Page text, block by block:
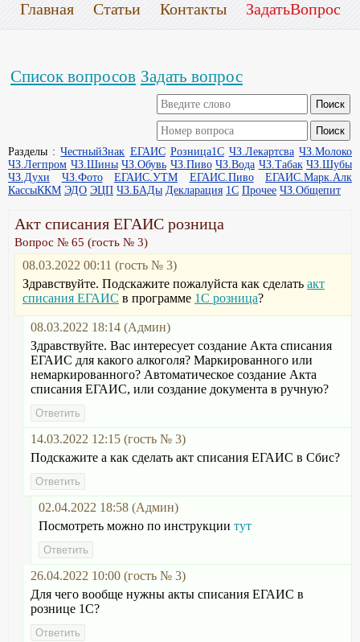
Главная Статьи Контакты ЗадатьВопрос
Список вопросов Задать вопрос
Разделы :ЧестныйЗнак ЕГАИС Розница1С ЧЗ.Лекартсва ЧЗ.Молоко
ЧЗ.Легпром ЧЗ.Шины ЧЗ.Обувь ЧЗ.Пиво ЧЗ.Вода ЧЗ.Табак ЧЗ.Шубы
ЧЗ.Духи
ЧЗ.Фото ЕГАИС.УТМ ЕГАИС.Пиво
ЕГАИС.Марк.Алк
КассыККМ ЭДО ЭЦП ЧЗ.БАДы Декларация 1С Прочее ЧЗ.Общепит
Акт списания ЕГАИС розница
Вопрос № 65 (гость № 3)
08.03.2022 00:11 (гость № 3)
Здравствуйте. Подскажите пожалуйста как сделать акт
списания ЕГАИС в программе 1С розница?
08.03.2022 18:14 (Админ)
Здравствуйте. Вас интересует создание Акта списания
ЕГАИС для какого алкоголя? Маркированного или
немаркированного? Автоматическое создание Акта
списания ЕГАИС, или создание документа в ручную?
14.03.2022 12:15 (гость № 3)
Подскажите а как сделать акт списания ЕГАИС в Сбис?
02.04.2022 18:58 (Админ)
Посмотреть можно по инструкции тут
26.04.2022 10:00 (гость № 3)
Для чего вообще нужны акты списания ЕГАИС в
рознице 1С?